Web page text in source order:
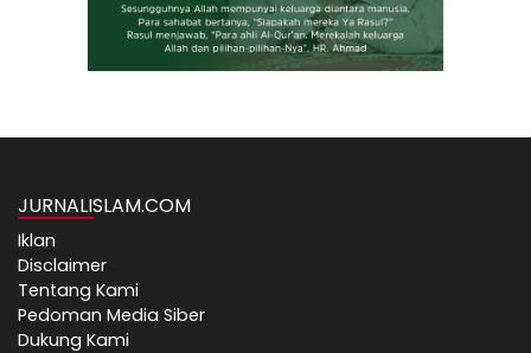
JURNALISLAM.COM
Iklan
Disclaimer
Tentang Kami
Pedoman Media Siber
Dukung Kami